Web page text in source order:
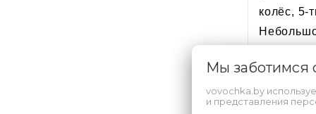
колёс, 5-
Мы
vovochka.by
и представления